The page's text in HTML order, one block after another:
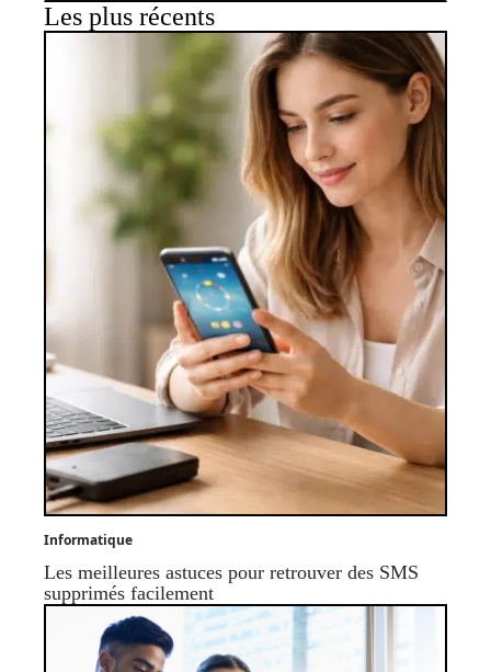
Les plus récents
Informatique
Les meilleures astuces pour retrouver des SMS
supprimés facilement